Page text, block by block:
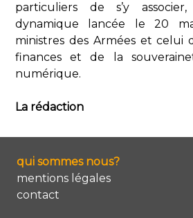
particuliers de s’y
dynamique lancée le 20
ministres des Armées et celui
finances et de la
numérique.
La rédaction
qui sommes nous?
mentions légales
contact